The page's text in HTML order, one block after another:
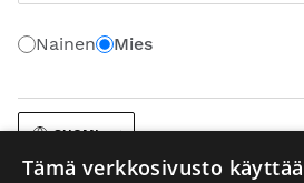
Nainen Mies
SUOMI
Tämä verkkosivusto